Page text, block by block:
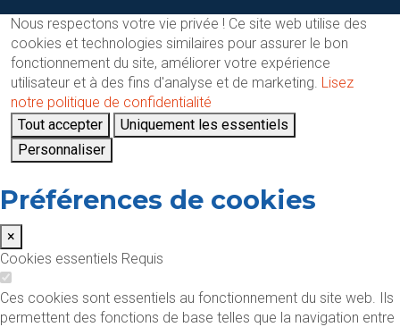
Nous respectons votre vie privée ! Ce site web utilise des
cookies et technologies similaires pour assurer le bon
fonctionnement du site, améliorer votre expérience
utilisateur et à des fins d'analyse et de marketing. Lisez
notre politique de confidentialité
Tout accepter
Uniquement les essentiels
Personnaliser
Préférences de cookies
×
Cookies essentiels Requis
Ces cookies sont essentiels au fonctionnement du site web. Ils
permettent des fonctions de base telles que la navigation entre